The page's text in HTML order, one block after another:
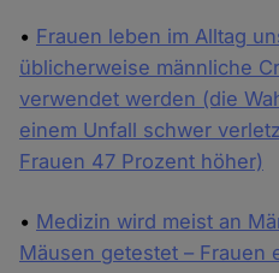
• Frauen leben im Alltag
üblicherweise männliche
verwendet werden (die
einem Unfall schwer
Frauen 47 Prozent höher)
• Medizin wird meist an
Mäusen getestet – Frauen